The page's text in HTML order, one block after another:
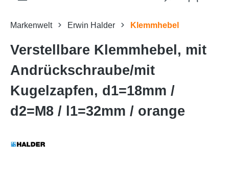
Markenwelt Erwin Halder Klemmhebel
Verstellbare Klemmhebel, mit
Andrückschraube/mit
Kugelzapfen, d1=18mm /
d2=M8 / l1=32mm / orange